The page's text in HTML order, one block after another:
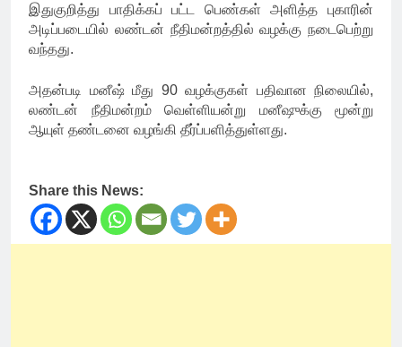
இதுகுறித்து பாதிக்கப் பட்ட பெண்கள் அளித்த புகாரின்
அடிப்படையில் லண்டன் நீதிமன்றத்தில் வழக்கு நடைபெற்று
வந்தது.
அதன்படி மனீஷ் மீது 90 வழக்குகள் பதிவான நிலையில்,
லண்டன் நீதிமன்றம் வெள்ளியன்று மனீஷுக்கு மூன்று
ஆயுள் தண்டனை வழங்கி தீர்ப்பளித்துள்ளது.
Share this News: